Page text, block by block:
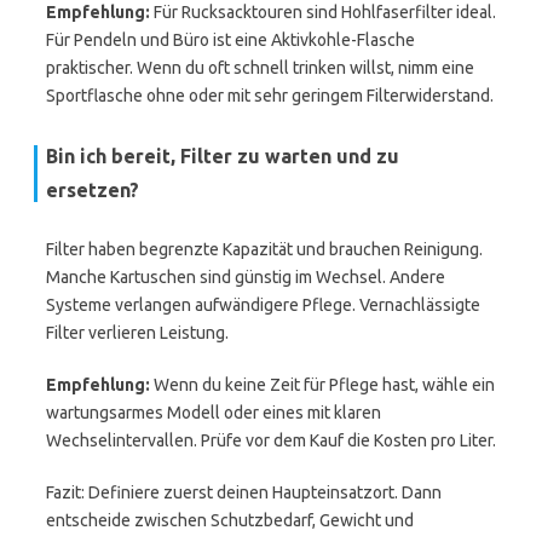
Empfehlung: Für Rucksacktouren sind Hohlfaserfilter ideal.
Für Pendeln und Büro ist eine Aktivkohle-Flasche
praktischer. Wenn du oft schnell trinken willst, nimm eine
Sportflasche ohne oder mit sehr geringem Filterwiderstand.
Bin ich bereit, Filter zu warten und zu
ersetzen?
Filter haben begrenzte Kapazität und brauchen Reinigung.
Manche Kartuschen sind günstig im Wechsel. Andere
Systeme verlangen aufwändigere Pflege. Vernachlässigte
Filter verlieren Leistung.
Empfehlung: Wenn du keine Zeit für Pflege hast, wähle ein
wartungsarmes Modell oder eines mit klaren
Wechselintervallen. Prüfe vor dem Kauf die Kosten pro Liter.
Fazit: Definiere zuerst deinen Haupteinsatzort. Dann
entscheide zwischen Schutzbedarf, Gewicht und